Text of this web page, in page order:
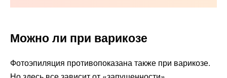
Можно ли при варикозе
Фотоэпиляция противопоказана также при варикозе.